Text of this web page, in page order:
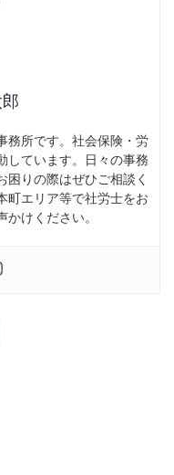
務所です。社会保険・労
しています。日々の事務
りの際はぜひご相談く
町エリア等で社労士をお
けください。